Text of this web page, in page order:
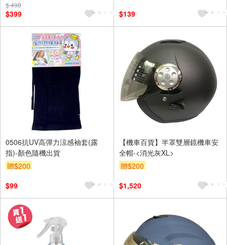
$ 498
$399
$139
0506抗UV高彈力涼感袖套(露
指)-顏色隨機出貨
贈$200
$99
【機車百貨】半罩雙層鏡機車安
全帽-<消光灰XL>
贈$200
$1,520